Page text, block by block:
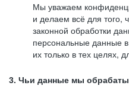
Мы уважаем
и делаем всё для того,
законной обработки
персональные данные
их только в тех целях,
3. Чьи данные мы